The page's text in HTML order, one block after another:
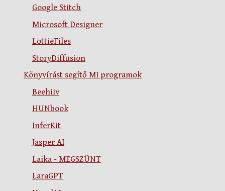
Google Stitch
Microsoft Designer
LottieFiles
StoryDiffusion
Könyvírást segítő MI programok
Beehiiv
HUNbook
InferKit
Jasper AI
Laika - MEGSZÜNT
LaraGPT